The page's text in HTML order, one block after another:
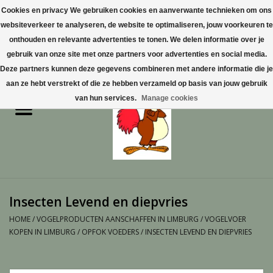
0 Artikelen - €0,00
Home
Vogelproducten aanschaffen
Insecten Levend en diepvries
HOME/VOGELPRODUCTEN AANSCHAFFEN IN LIMBURG /VOGELVOER
KOPEN IN LIMBURG / OPFOK VOEDERS/ INSECTEN LEVEND EN DIEPVRIES
Cookies en privacy We gebruiken cookies en aanverwante technieken om ons
websiteverkeer te analyseren, de website te optimaliseren, jouw voorkeuren te
onthouden en relevante advertenties te tonen. We delen informatie over je
gebruik van onze site met onze partners voor advertenties en social media.
Deze partners kunnen deze gegevens combineren met andere informatie die je
aan ze hebt verstrekt of die ze hebben verzameld op basis van jouw gebruik
van hun services.
Manage cookies